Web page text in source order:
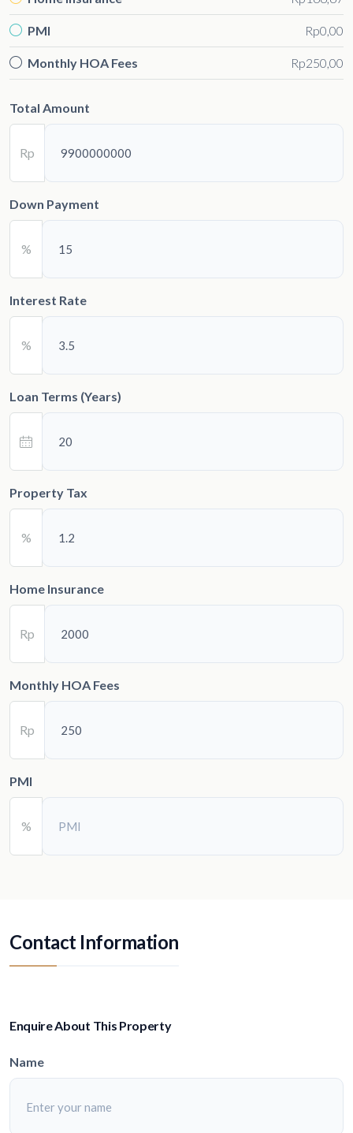
PMI Rp0,00
Monthly HOA Fees Rp250,00
Total Amount
Rp
Down Payment
%
Interest Rate
%
Loan Terms (Years)
Property Tax
%
Home Insurance
Rp
Monthly HOA Fees
Rp
PMI
%
Contact Information
Enquire About This Property
Name